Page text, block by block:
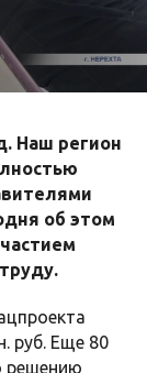
Наш регион
об этом
руб. Еще 80
решению